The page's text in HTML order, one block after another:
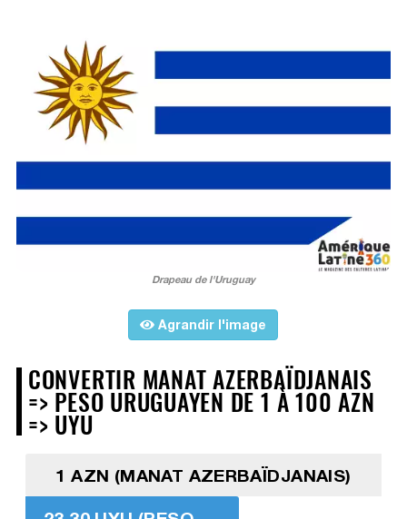
Drapeau de l'Uruguay
Agrandir l'image
CONVERTIR MANAT AZERBAÏDJANAIS
=> PESO URUGUAYEN DE 1 À 100 AZN
=> UYU
1 AZN (MANAT AZERBAÏDJANAIS)